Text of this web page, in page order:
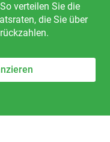
verteilen Sie die
die Sie über